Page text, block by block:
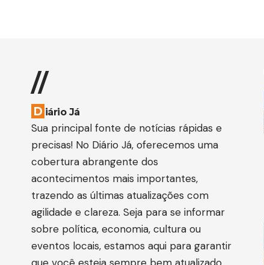
//
D iário Já
Sua principal fonte de notícias rápidas e
precisas! No Diário Já, oferecemos uma
cobertura abrangente dos
acontecimentos mais importantes,
trazendo as últimas atualizações com
agilidade e clareza. Seja para se informar
sobre política, economia, cultura ou
eventos locais, estamos aqui para garantir